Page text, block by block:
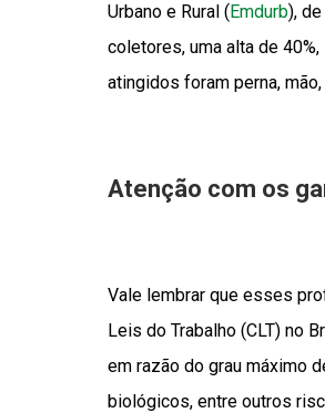
Urbano e Rural (Emdurb),
coletores, uma alta de
atingidos foram perna,
Atenção com os
Vale lembrar que esses
Leis do Trabalho (CLT) no
em razão do grau máximo
biológicos, entre outros